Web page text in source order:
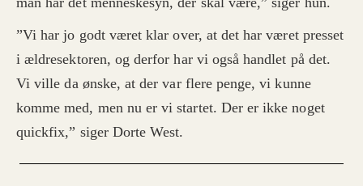
”Vi har jo godt været klar over, at det har været presset
i ældresektoren, og derfor har vi også handlet på det.
Vi ville da ønske, at der var flere penge, vi kunne
komme med, men nu er vi startet. Der er ikke noget
quickfix,” siger Dorte West.